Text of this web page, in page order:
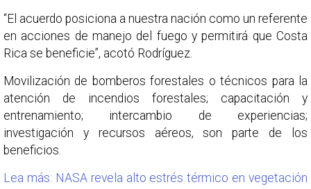
“El acuerdo posiciona a nuestra nación como un referente
en acciones de manejo del fuego y permitirá que Costa
Rica se beneficie”, acotó Rodríguez.
Movilización de bomberos forestales o técnicos para la
atención de incendios forestales; capacitación y
entrenamiento; intercambio de experiencias;
investigación y recursos aéreos, son parte de los
beneficios.
Lea más: NASA revela alto estrés térmico en vegetación